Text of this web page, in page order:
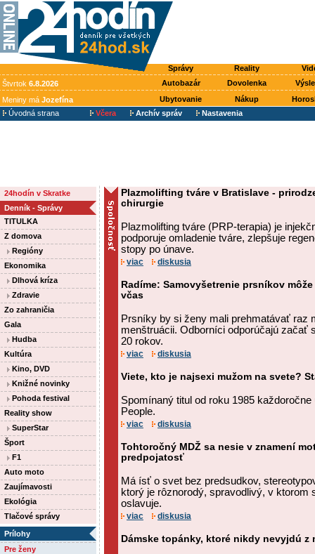
Správy Reality
Štvrtok 6.8.2026 Autobazár Dovolenka
Meniny má Jozefína Ubytovanie Nákup
Úvodná strana
Včera Archív správ Nastavenia
24hodín v Skratke
Denník - Správy
TITULKA
Z domova
Regióny
Ekonomika
Dlhová kríza
Zdravie
Zo zahraničia
Gala
Hudba
Kultúra
Kino, DVD
Knižné novinky
Pohoda festival
Reality show
SuperStar
Šport
F1
Auto moto
Zaujímavosti
Ekológia
Tlačové správy
Prílohy
Pre ženy
Plazmolifting tváre v Bratislave -
chirurgie
Plazmolifting tváre (PRP-terapia) je
podporuje omladenie tváre, zlepšuje
stopy po únave.
viac diskusia
Radíme: Samovyšetrenie prsníkov
včas
Prsníky by si ženy mali prehmatávať raz
menštruácii. Odborníci odporúčajú začať
20 rokov.
viac diskusia
Viete, kto je najsexi mužom na svete?
Spomínaný titul od roku 1985
People.
viac diskusia
Tohtoročný MDŽ sa nesie v znamení
predpojatosť
Má ísť o svet bez predsudkov,
ktorý je rôznorodý, spravodlivý, v ktorom
oslavuje.
viac diskusia
Dámske topánky, ktoré nikdy nevyjdú z